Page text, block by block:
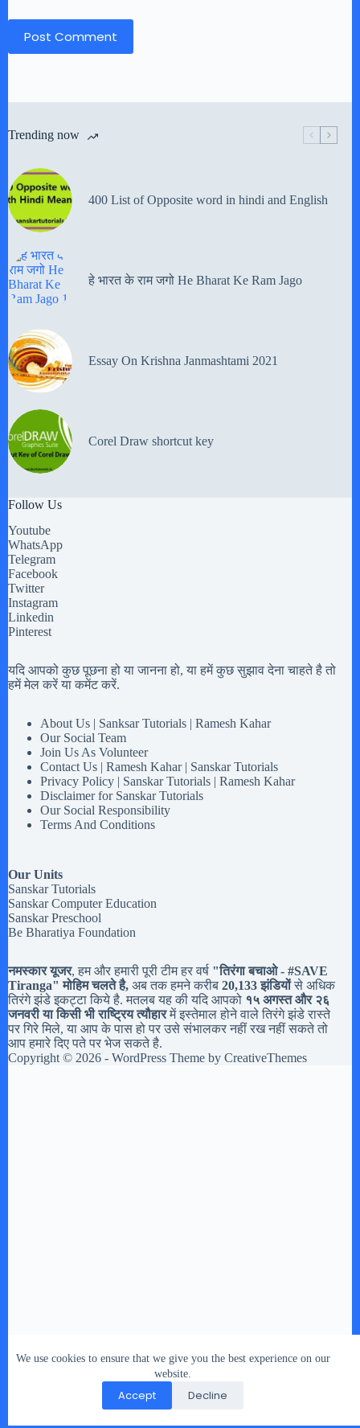
We use cookies to ensure that we give you the best experience on our
website.
Accept Decline
Post Comment
Trending now
400 List of Opposite word in hindi and English
हे भारत के राम जगो He Bharat Ke Ram Jago
Essay On Krishna Janmashtami 2021
Corel Draw shortcut key
Follow Us
Youtube
WhatsApp
Telegram
Facebook
Twitter
Instagram
Linkedin
Pinterest
यदि आपको कुछ पूछना हो या जानना हो, या हमें कुछ सुझाव देना चाहते है तो
हमें मेल करें या कमेंट करें.
About Us | Sanksar Tutorials | Ramesh Kahar
Our Social Team
Join Us As Volunteer
Contact Us | Ramesh Kahar | Sanskar Tutorials
Privacy Policy | Sanskar Tutorials | Ramesh Kahar
Disclaimer for Sanskar Tutorials
Our Social Responsibility
Terms And Conditions
Our Units
Sanskar Tutorials
Sanskar Computer Education
Sanskar Preschool
Be Bharatiya Foundation
नमस्कार यूजर, हम और हमारी पूरी टीम हर वर्ष "तिरंगा बचाओ - #SAVE
Tiranga" मोहिम चलते है, अब तक हमने करीब 20,133 झंडियोंसे अधिक
तिरंगे झंडे इकट्टा किये है. मतलब यह की यदि आपको १५ अगस्त और २६
जनवरी या किसी भी राष्ट्रिय त्यौहारमें इस्तेमाल होने वाले तिरंगे झंडे रास्ते
पर गिरे मिले, या आप के पास हो पर उसे संभालकर नहीं रख नहीं सकते तो
आप हमारे दिए पते पर भेज सकते है.
Copyright © 2026 - WordPress Theme by CreativeThemes